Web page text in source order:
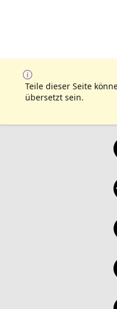
Teile dieser Seite
übersetzt sein.